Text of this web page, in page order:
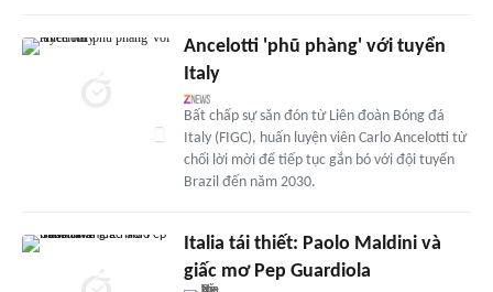
Ancelotti 'phũ phàng' với tuyển
Italy
Bất chấp sự săn đón từ Liên đoàn Bóng đá
Italy (FIGC), huấn luyện viên Carlo Ancelotti từ
chối lời mời để tiếp tục gắn bó với đội tuyển
Brazil đến năm 2030.
Italia tái thiết: Paolo Maldini và
giấc mơ Pep Guardiola